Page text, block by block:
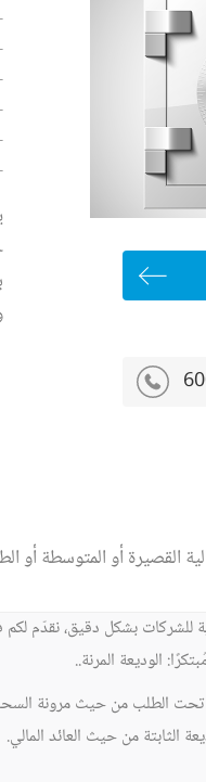
القصيرة أو المتوسطة أو
للشركات بشكل دقيق، نقدّم
الوديعة المرنة..
تحت الطلب من حيث مرونة
الثابتة من حيث العائد المالي.